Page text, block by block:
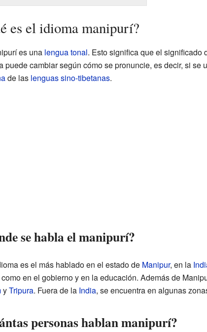
es el idioma manipurí?
es una lengua tonal. Esto significa que el significado
puede cambiar según cómo se pronuncie, es decir, si
de las lenguas sino-tibetanas.
se habla el manipurí?
es el más hablado en el estado de Manipur, en la
en el gobierno y en la educación. Además de
yTripura. Fuera de la India, se encuentra en algunas
personas hablan manipurí?